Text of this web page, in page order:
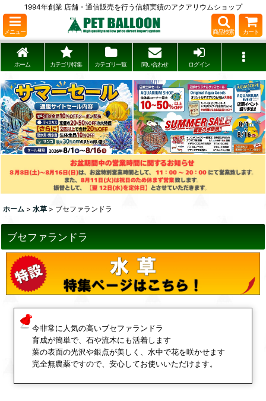
1994年創業 店舗・通信販売を行う信頼実績のアクアリウムショップ
メニュー 商品検索 カート
ホーム カテゴリ特集 カテゴリ一覧 問い合わせ ログイン
ホーム > 水草 > ブセファランドラ
ブセファランドラ
今非常に人気の高いブセファランドラ
育成が簡単で、石や流木にも活着します
葉の表面の光沢や銀点が美しく、水中で花を咲かせます
完全無農薬ですので、安心してお使いいただけます。